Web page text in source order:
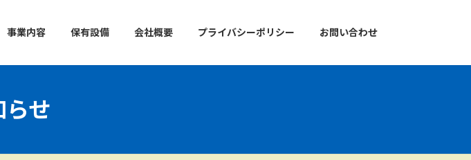
事業内容 保有設備 会社概要 プライバシーポリシー お問い合わせ
らせ